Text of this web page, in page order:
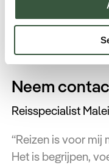
Neem
Reisspecialist
“Reizen is voor mij
Het is begrijpen,